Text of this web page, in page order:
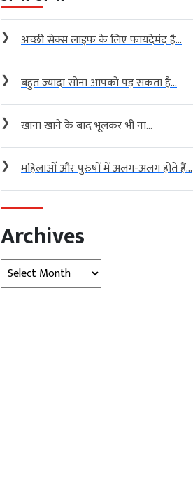
❯ अच्छी सेक्स लाइफ के लिए फायदेमंद है...
❯ बहुत ज्यादा सोना आपको पड़ सकता है...
❯ खाना खाने के बाद भूलकर भी ना...
❯ महिलाओं और पुरुषों में अलग-अलग होते हैं...
Archives
Archives